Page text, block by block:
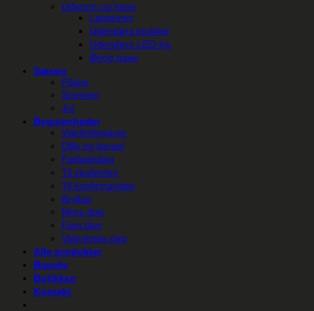
Uderum og have
Lanterner
Udendørs krukker
Udendørs LED-lys
Øvrig have
Sæson
Påske
Sommer
Jul
Begivenheder
Værtindegaver
Dåb og barsel
Fødselsdag
Til studenten
Til konfirmanden
Bryllup
Mors dag
Fars dag
Valentines dag
Alle produkter
Brands
Butikken
Kontakt